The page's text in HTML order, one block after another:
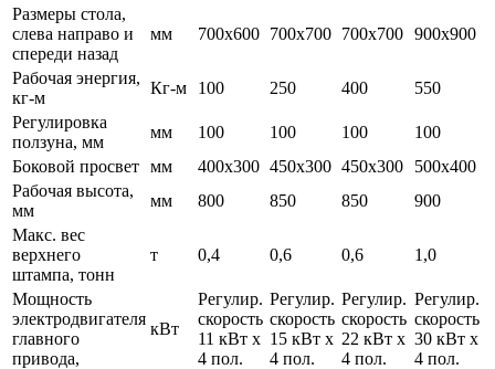
Размеры стола,
слева направо и
спереди назад
мм 700х600 700х700 700х700 900х900
Рабочая энергия,
кг-м
Кг-м 100 250 400
550
Регулировка
ползуна, мм
мм 100 100 100
100
Боковой просвет мм 400х300 450х300 450х300
500х400
Рабочая высота,
мм
мм 800 850 850
900
Макс. вес
верхнего
штампа, тонн
т 0,4 0,6 0,6 1,0
Мощность
электродвигателя
главного
привода,
кВт
Регулир.
скорость
11 кВт х
4 пол.
Регулир.
скорость
15 кВт х
4 пол.
Регулир.
скорость
22 кВт х
4 пол.
Регулир.
скорость
30 кВт х
4 пол.